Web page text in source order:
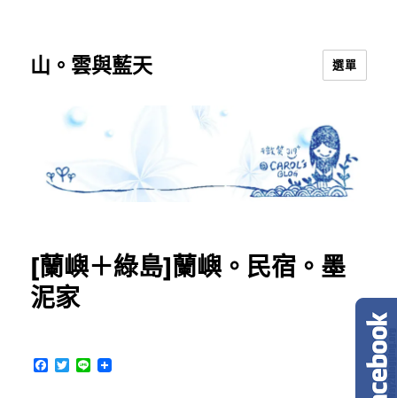
山。雲與藍天 選單
[蘭嶼＋綠島]蘭嶼。民宿。墨
泥家
F
T
L